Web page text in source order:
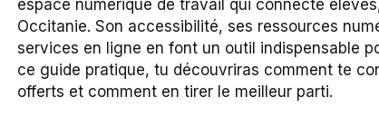
espace numérique de travail qui connecte
Occitanie. Son accessibilité, ses ressources
services en ligne en font un outil indispensable
ce guide pratique, tu découvriras comment te
offerts et comment en tirer le meilleur parti.